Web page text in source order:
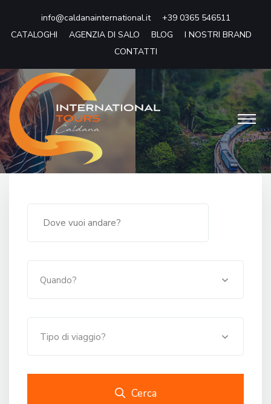
info@caldanainternational.it
+39 0365 546511
CATALOGHI
AGENZIA DI SALO BLOG
I NOSTRI BRAND
CONTATTI
Quando?
Tipo di viaggio?
Cerca